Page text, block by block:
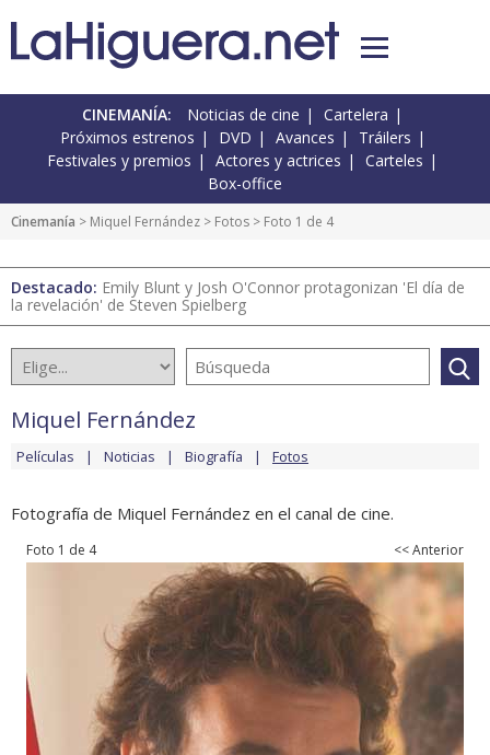
CINEMANÍA: Noticias de cine
Cartelera
Próximos estrenos
DVD Avances
Tráilers
Festivales y premios
Actores y actrices
Carteles
Box-office
Cinemanía > Miquel Fernández > Fotos > Foto 1 de 4
Destacado: Emily Blunt y Josh O'Connor protagonizan 'El día de
la revelación' de Steven Spielberg
Miquel Fernández
Películas Noticias Biografía Fotos
Fotografía de Miquel Fernández en el canal de cine.
Foto 1 de 4 << Anterior